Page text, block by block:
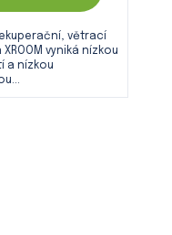
větrací
vyniká nízkou
a nízkou